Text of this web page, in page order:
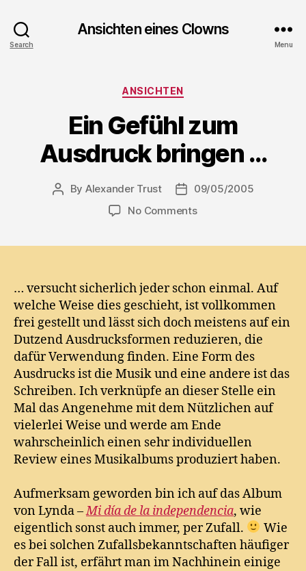
Search
Ansichten eines Clowns
Menu
Categories
ANSICHTEN
Ein Gefühl zum
Ausdruck bringen …
Post
By Alexander Trust
Post09/05/2005
No Commentson
bringen
…
… versucht sicherlich jeder schon einmal. Auf
welche Weise dies geschieht, ist vollkommen
frei gestellt und lässt sich doch meistens auf ein
Dutzend Ausdrucksformen reduzieren, die
dafür Verwendung finden. Eine Form des
Ausdrucks ist die Musik und eine andere ist das
Schreiben. Ich verknüpfe an dieser Stelle ein
Mal das Angenehme mit dem Nützlichen auf
vielerlei Weise und werde am Ende
wahrscheinlich einen sehr individuellen
Review eines Musikalbums produziert haben.
Aufmerksam geworden bin ich auf das Album
von Lynda –Mi día de la independencia, wie
eigentlich sonst auch immer, per Zufall.
Wie
es bei solchen Zufallsbekanntschaften häufiger
der Fall ist, erfährt man im Nachhinein einige